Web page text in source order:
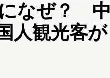
になぜ？ 中
人観光客が